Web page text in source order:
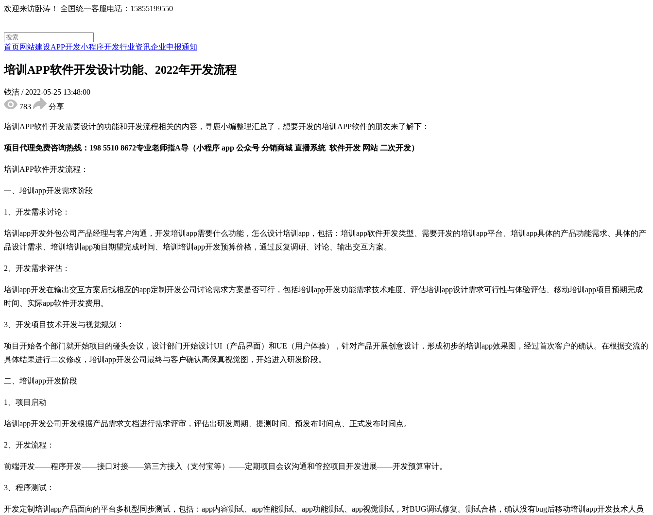
欢迎来访卧涛！ 全国统一客服电话：15855199550
首页网站建设APP开发小程序开发行业资讯企业申报通知
培训APP软件开发设计功能、2022年开发流程
钱洁 / 2022-05-25 13:48:00
783
分享
培训APP软件开发需要设计的功能和开发流程相关的内容，寻鹿小编整理汇总了，想要开发的培训APP软件的朋友来了解下：
项目代理免费咨询热线：198 5510 8672专业老师指A导（小程序 app 公众号 分销商城 直播系统 软件开发 网站 二次开发）
培训APP软件开发流程：
一、培训app开发需求阶段
1、开发需求讨论：
培训app开发外包公司产品经理与客户沟通，开发培训app需要什么功能，怎么设计培训app，包括：培训app软件开发类型、需要开发的培训app平台、培训app具体的产品功能需求、具体的产
品设计需求、培训培训app项目期望完成时间、培训培训app开发预算价格，通过反复调研、讨论、输出交互方案。
2、开发需求评估：
培训app开发在输出交互方案后找相应的app定制开发公司讨论需求方案是否可行，包括培训app开发功能需求技术难度、评估培训app设计需求可行性与体验评估、移动培训app项目预期完成
时间、实际app软件开发费用。
3、开发项目技术开发与视觉规划：
项目开始各个部门就开始项目的碰头会议，设计部门开始设计UI（产品界面）和UE（用户体验），针对产品开展创意设计，形成初步的培训app效果图，经过首次客户的确认。在根据交流的
具体结果进行二次修改，培训app开发公司最终与客户确认高保真视觉图，开始进入研发阶段。
二、培训app开发阶段
1、项目启动
培训app开发公司开发根据产品需求文档进行需求评审，评估出研发周期、提测时间、预发布时间点、正式发布时间点。
2、开发流程：
前端开发——程序开发——接口对接——第三方接入（支付宝等）——定期项目会议沟通和管控项目开发进展——开发预算审计。
3、程序测试：
开发定制培训app产品面向的平台多机型同步测试，包括：app内容测试、app性能测试、app功能测试、app视觉测试，对BUG调试修复。测试合格，确认没有bug后移动培训app开发技术人员